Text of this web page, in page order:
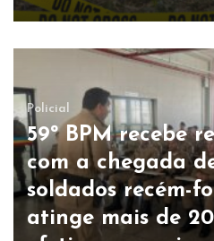
Policial
59º BPM recebe
com a chegada
soldados recém-
atinge mais de